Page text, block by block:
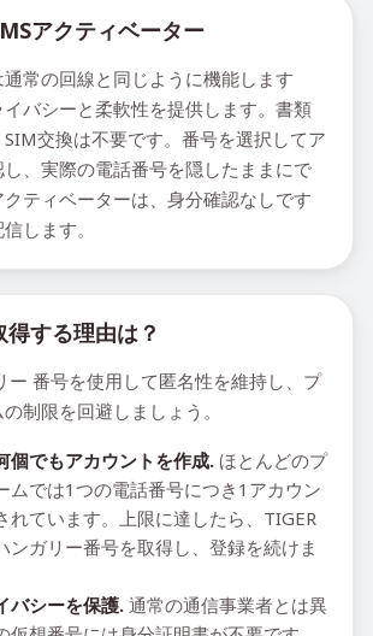
アクティベーター
常の回線と同じように機能します
バシーと柔軟性を提供します。書類
交換は不要です。番号を選択してア
、実際の電話番号を隠したままにで
クティベーターは、身分確認なしです
します。
する理由は？
ー 番号を使用して匿名性を維持し、プ
制限を回避しましょう。
個でもアカウントを作成. ほとんどのプ
ムでは1つの電話番号につき1アカウン
れています。上限に達したら、TIGER
ンガリー番号を取得し、登録を続けま
バシーを保護. 通常の通信事業者とは異